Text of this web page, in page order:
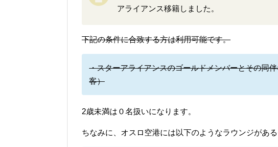
アライアンス移籍しました。
下記の条件に合致する方は利用可能です。
・スターアライアンスのゴールドメンバーとその同
客）
2歳未満は０名扱いになります。
ちなみに、オスロ空港には以下のようなラウンジがある